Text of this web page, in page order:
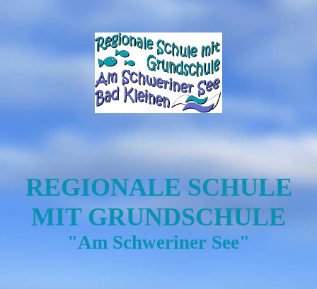
REGIONALE SCHULE
MIT GRUNDSCHULE
"Am Schweriner See"